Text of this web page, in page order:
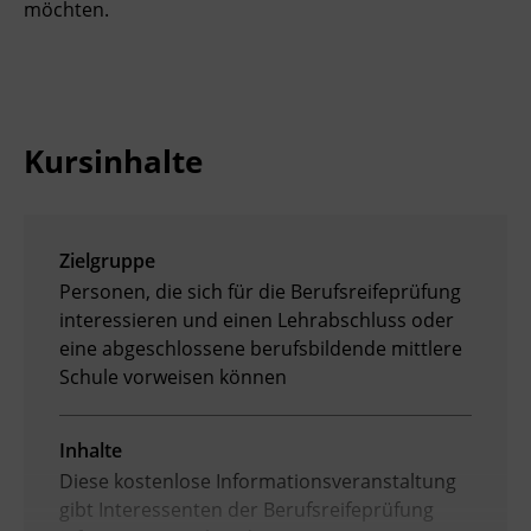
Digitales Lernen
möchten.
Kursinhalte
Zielgruppe
Personen, die sich für die Berufsreifeprüfung
interessieren und einen Lehrabschluss oder
eine abgeschlossene berufsbildende mittlere
Schule vorweisen können
Inhalte
Diese kostenlose Informationsveranstaltung
gibt Interessenten der Berufsreifeprüfung